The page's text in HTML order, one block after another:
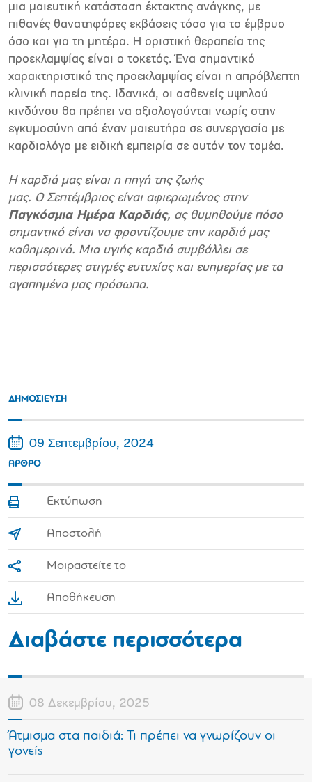
μια μαιευτική κατάσταση έκτακτης ανάγκης, με
πιθανές θανατηφόρες εκβάσεις τόσο για το έμβρυο
όσο και για τη μητέρα. Η οριστική θεραπεία της
προεκλαμψίας είναι ο τοκετός. Ένα σημαντικό
χαρακτηριστικό της προεκλαμψίας είναι η απρόβλεπτη
κλινική πορεία της. Ιδανικά, οι ασθενείς υψηλού
κινδύνου θα πρέπει να αξιολογούνται νωρίς στην
εγκυμοσύνη από έναν μαιευτήρα σε συνεργασία με
καρδιολόγο με ειδική εμπειρία σε αυτόν τον τομέα.
Η καρδιά μας είναι η πηγή της ζωής
μας. O Σεπτέμβριος είναι αφιερωμένος στην
Παγκόσμια Ημέρα Καρδιάς, ας θυμηθούμε πόσο
σημαντικό είναι να φροντίζουμε την καρδιά μας
καθημερινά. Μια υγιής καρδιά συμβάλλει σε
περισσότερες στιγμές ευτυχίας και ευημερίας με τα
αγαπημένα μας πρόσωπα.
ΔΗΜΟΣΙΕΥΣΗ
09 Σεπτεμβρίου, 2024
ΑΡΘΡΟ
Εκτύπωση
Αποστολή
Μοιραστείτε το
Αποθήκευση
Διαβάστε περισσότερα
08 Δεκεμβρίου, 2025
Άτμισμα στα παιδιά: Τι πρέπει να γνωρίζουν οι
γονείς